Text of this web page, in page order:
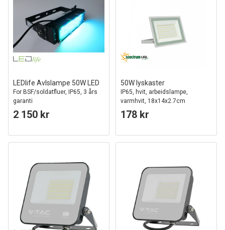
LEDlife Avlslampe 50W LED
For BSF/soldatfluer, IP65, 3 års
garanti
2 150 kr
50W lyskaster
IP65, hvit, arbeidslampe,
varmhvit, 18x14x2.7cm
178 kr